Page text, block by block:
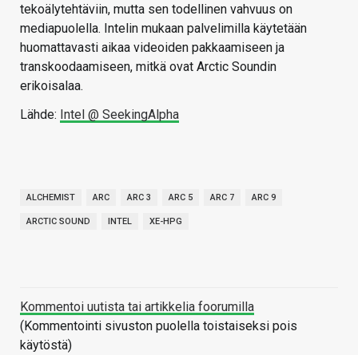
tekoälytehtäviin, mutta sen todellinen vahvuus on
mediapuolella. Intelin mukaan palvelimilla käytetään
huomattavasti aikaa videoiden pakkaamiseen ja
transkoodaamiseen, mitkä ovat Arctic Soundin
erikoisalaa.
Lähde: Intel @ SeekingAlpha
ALCHEMIST ARC ARC 3 ARC 5 ARC 7 ARC 9
ARCTIC SOUND INTEL XE-HPG
Kommentoi uutista tai artikkelia foorumilla
(Kommentointi sivuston puolella toistaiseksi pois
käytöstä)